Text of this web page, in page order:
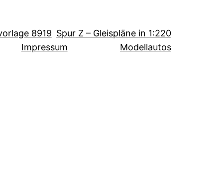
8919 Spur Z – Gleispläne in 1:220
Impressum
Modellautos